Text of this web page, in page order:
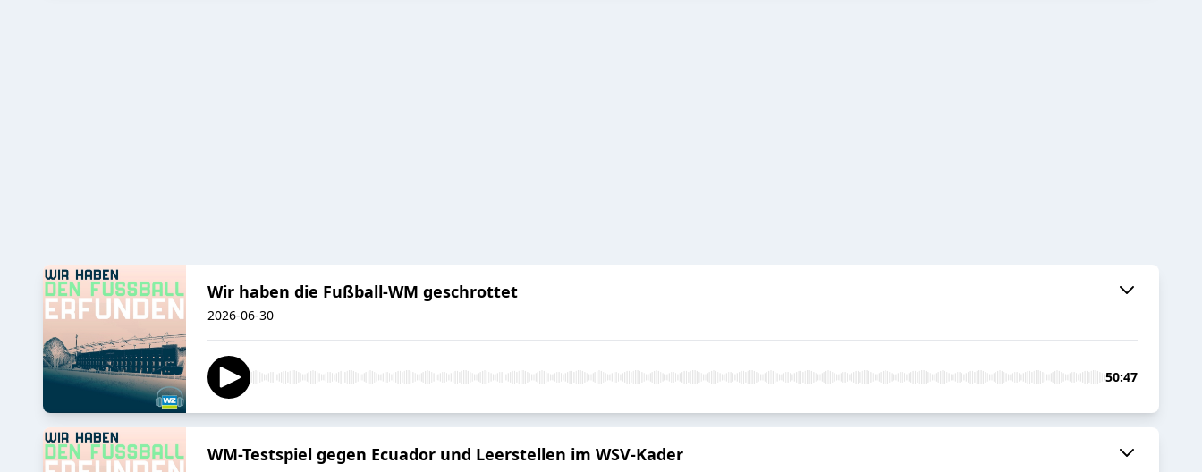
Wir haben die Fußball-WM geschrottet
2026-06-30
50:47
WM-Testspiel gegen Ecuador und Leerstellen im WSV-Kader